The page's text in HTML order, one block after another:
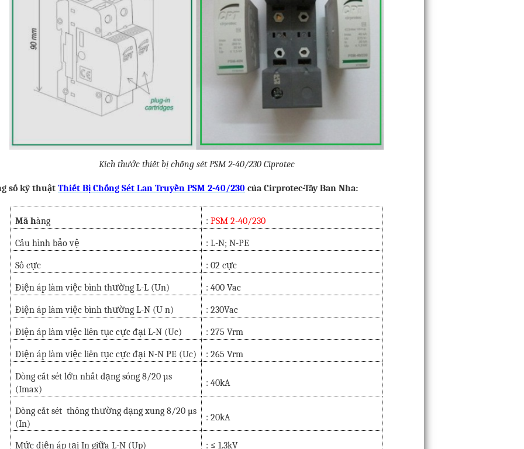
Kích thước thiết bị chống sét PSM 2-40/230 Ciprotec
số kỹ thuật Thiết Bị Chống Sét Lan Truyền PSM 2-40/230 của Cirprotec-Tây Ban Nha:
Mã hàng :PSM 2-40/230
Cấu hình bảo vệ : L-N; N-PE
Số cực : 02 cực
Điện áp làm việc bình thường L-L (Un) : 400 Vac
Điện áp làm việc bình thường L-N (U n) : 230Vac
Điện áp làm việc liên tục cực đại L-N (Uc) : 275 Vrm
Điện áp làm việc liên tục cực đại N-N PE (Uc) : 265 Vrm
Dòng cắt sét lớn nhất dạng sóng 8/20 µs
(Imax)
: 40kA
Dòng cắt sét thông thường dạng xung 8/20 µs
(In)
: 20kA
Mức điện áp tại In giữa L-N (Up) : ≤ 1.3kV